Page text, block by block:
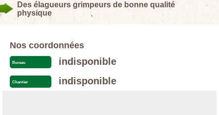
Des élagueurs grimpeurs de bonne qualité
physique
Nos coordonnées
Bureau indisponible
Chantier indisponible